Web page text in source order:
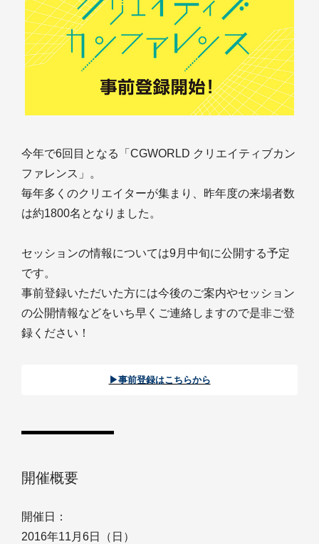
今年で6回目となる「CGWORLD クリエイティブカン
ファレンス」。
毎年多くのクリエイターが集まり、昨年度の来場者数
は約1800名となりました。
セッションの情報については9月中旬に公開する予定
です。
事前登録いただいた方には今後のご案内やセッション
の公開情報などをいち早くご連絡しますので是非ご登
録ください！
▶︎事前登録はこちらから︎
開催概要
開催日：
2016年11月6日（日）